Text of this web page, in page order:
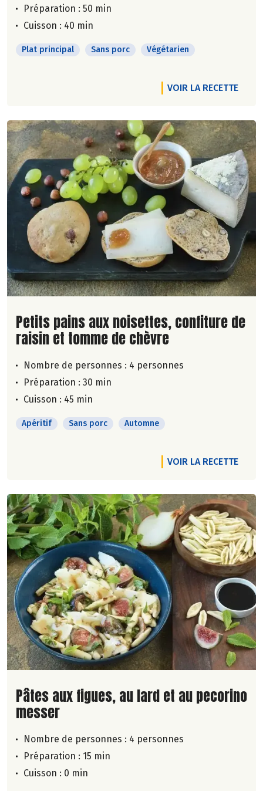
Préparation : 50 min
Cuisson : 40 min
Plat principal Sans porc Végétarien
VOIR LA RECETTE
Lire la suite de la recette
Petits pains aux noisettes, confiture de
raisin et tomme de chèvre
Nombre de personnes : 4 personnes
Préparation : 30 min
Cuisson : 45 min
Apéritif Sans porc Automne
VOIR LA RECETTE
Lire la suite de la recette
Pâtes aux figues, au lard et au pecorino
messer
Nombre de personnes : 4 personnes
Préparation : 15 min
Cuisson : 0 min